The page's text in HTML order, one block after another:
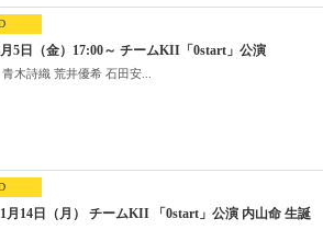
月5日（金）17:00～ チームKII「0start」公演
木詩織 荒井優希 石田安...
月14日（月） チームKII 「0start」公演 内山命 生誕